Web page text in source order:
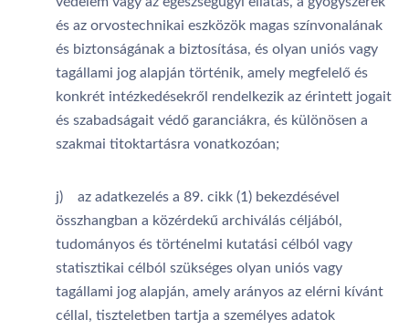
és az orvostechnikai eszközök magas színvonalának
és biztonságának a biztosítása, és olyan uniós vagy
tagállami jog alapján történik, amely megfelelő és
konkrét intézkedésekről rendelkezik az érintett jogait
és szabadságait védő garanciákra, és különösen a
szakmai titoktartásra vonatkozóan;
j) az adatkezelés a 89. cikk (1) bekezdésével
összhangban a közérdekű archiválás céljából,
tudományos és történelmi kutatási célból vagy
statisztikai célból szükséges olyan uniós vagy
tagállami jog alapján, amely arányos az elérni kívánt
céllal, tiszteletben tartja a személyes adatok